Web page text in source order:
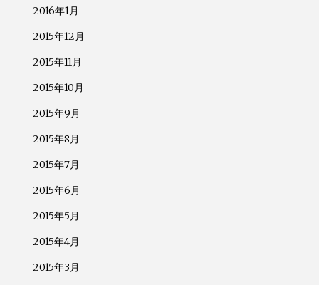
2016年1月
2015年12月
2015年11月
2015年10月
2015年9月
2015年8月
2015年7月
2015年6月
2015年5月
2015年4月
2015年3月